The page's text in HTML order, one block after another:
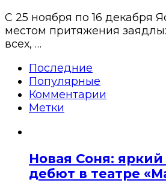
С 25 ноября по 16 декабря
местом притяжения
всех, …
Последние
Популярные
Комментарии
Метки
Новая Соня:
дебют в театре